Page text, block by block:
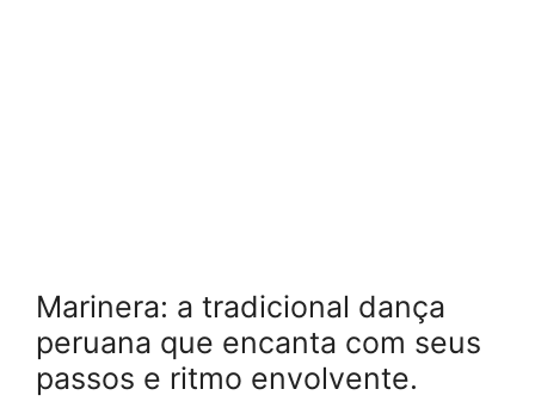
Marinera: a tradicional dança
peruana que encanta com seus
passos e ritmo envolvente.